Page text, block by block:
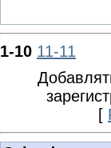
1-10 11-11
[